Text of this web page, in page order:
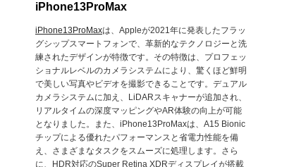
iPhone13ProMax
iPhone13ProMaxは、Appleが2021年に発表したフラッ
グシップスマートフォンで、革新的なテクノロジーと洗
練されたデザインが特徴です。その特徴は、プロフェッ
ショナルレベルのカメラシステムにより、驚くほど鮮明
で美しい写真やビデオを撮影できることです。デュアル
カメラシステムに加え、LiDARスキャナーが追加され、
リアルタイムの深度マッピングやAR体験の向上が可能
となりました。また、iPhone13ProMaxは、A15 Bionic
チップによる優れたパフォーマンスと省電力性能を備
え、さまざまなタスクをスムーズに処理します。さら
に、HDR対応のSuper Retina XDRディスプレイが搭載